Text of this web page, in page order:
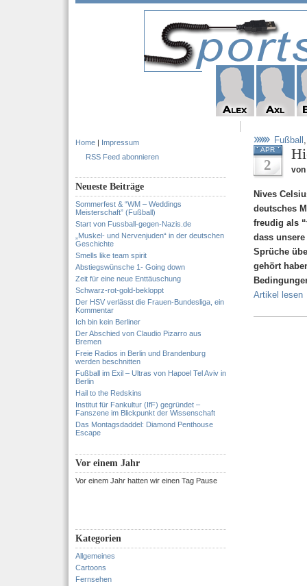
Home | Impressum
RSS Feed abonnieren
Neueste Beiträge
Sommerfest & “WM – Weddings
Meisterschaft” (Fußball)
Start von Fussball-gegen-Nazis.de
„Muskel- und Nervenjuden“ in der deutschen
Geschichte
Smells like team spirit
Abstiegswünsche 1- Going down
Zeit für eine neue Enttäuschung
Schwarz-rot-gold-bekloppt
Der HSV verlässt die Frauen-Bundesliga, ein
Kommentar
Ich bin kein Berliner
Der Abschied von Claudio Pizarro aus
Bremen
Freie Radios in Berlin und Brandenburg
werden beschnitten
Fußball im Exil – Ultras von Hapoel Tel Aviv in
Berlin
Hail to the Redskins
Institut für Fankultur (IfF) gegründet –
Fanszene im Blickpunkt der Wissenschaft
Das Montagsdaddel: Diamond Penthouse
Escape
Vor einem Jahr
Vor einem Jahr hatten wir einen Tag Pause
Kategorien
Allgemeines
Cartoons
Fernsehen
Fußball
APR
2 von
Nives
deutsches
freudig als
dass
Sprüche
gehört
Artikel lesen